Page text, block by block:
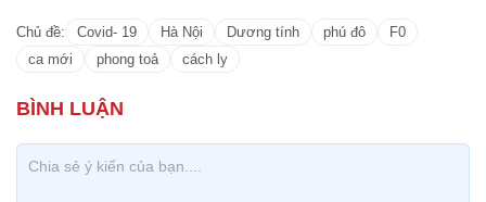
Chủ đề: Covid- 19 Hà Nội Dương tính phú đô
F0
ca mới
phong toả cách ly